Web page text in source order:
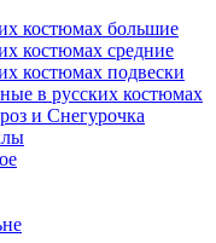
костюмах большие
костюмах средние
костюмах подвески
в русских костюмах
и Снегурочка